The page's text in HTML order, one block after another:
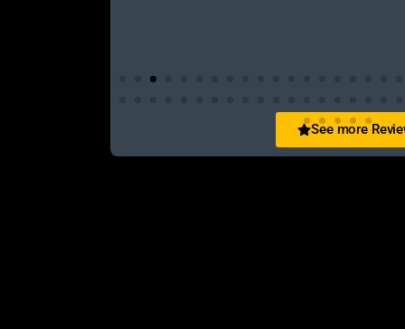
See more